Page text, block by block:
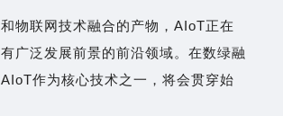
物联网技术融合的产物，AIoT正在
广泛发展前景的前沿领域。在数绿融
作为核心技术之一，将会贯穿始